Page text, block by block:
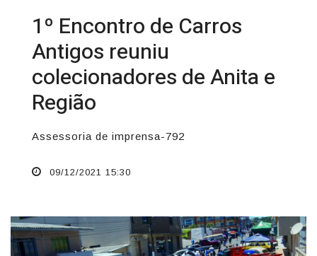
1º Encontro de Carros
Antigos reuniu
colecionadores de Anita e
Região
Assessoria de imprensa-792
09/12/2021 15:30